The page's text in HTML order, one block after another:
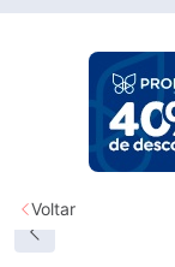
Voltar
1º Fralda
Lenço
Medley
Fralda Xg
Fralda G
6